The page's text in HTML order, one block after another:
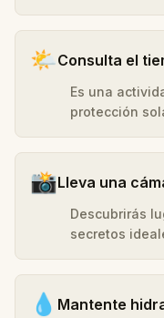
🌤️Consulta el
Es una
protección
📸Lleva una
Descubrirás
secretos
💧 Mantente